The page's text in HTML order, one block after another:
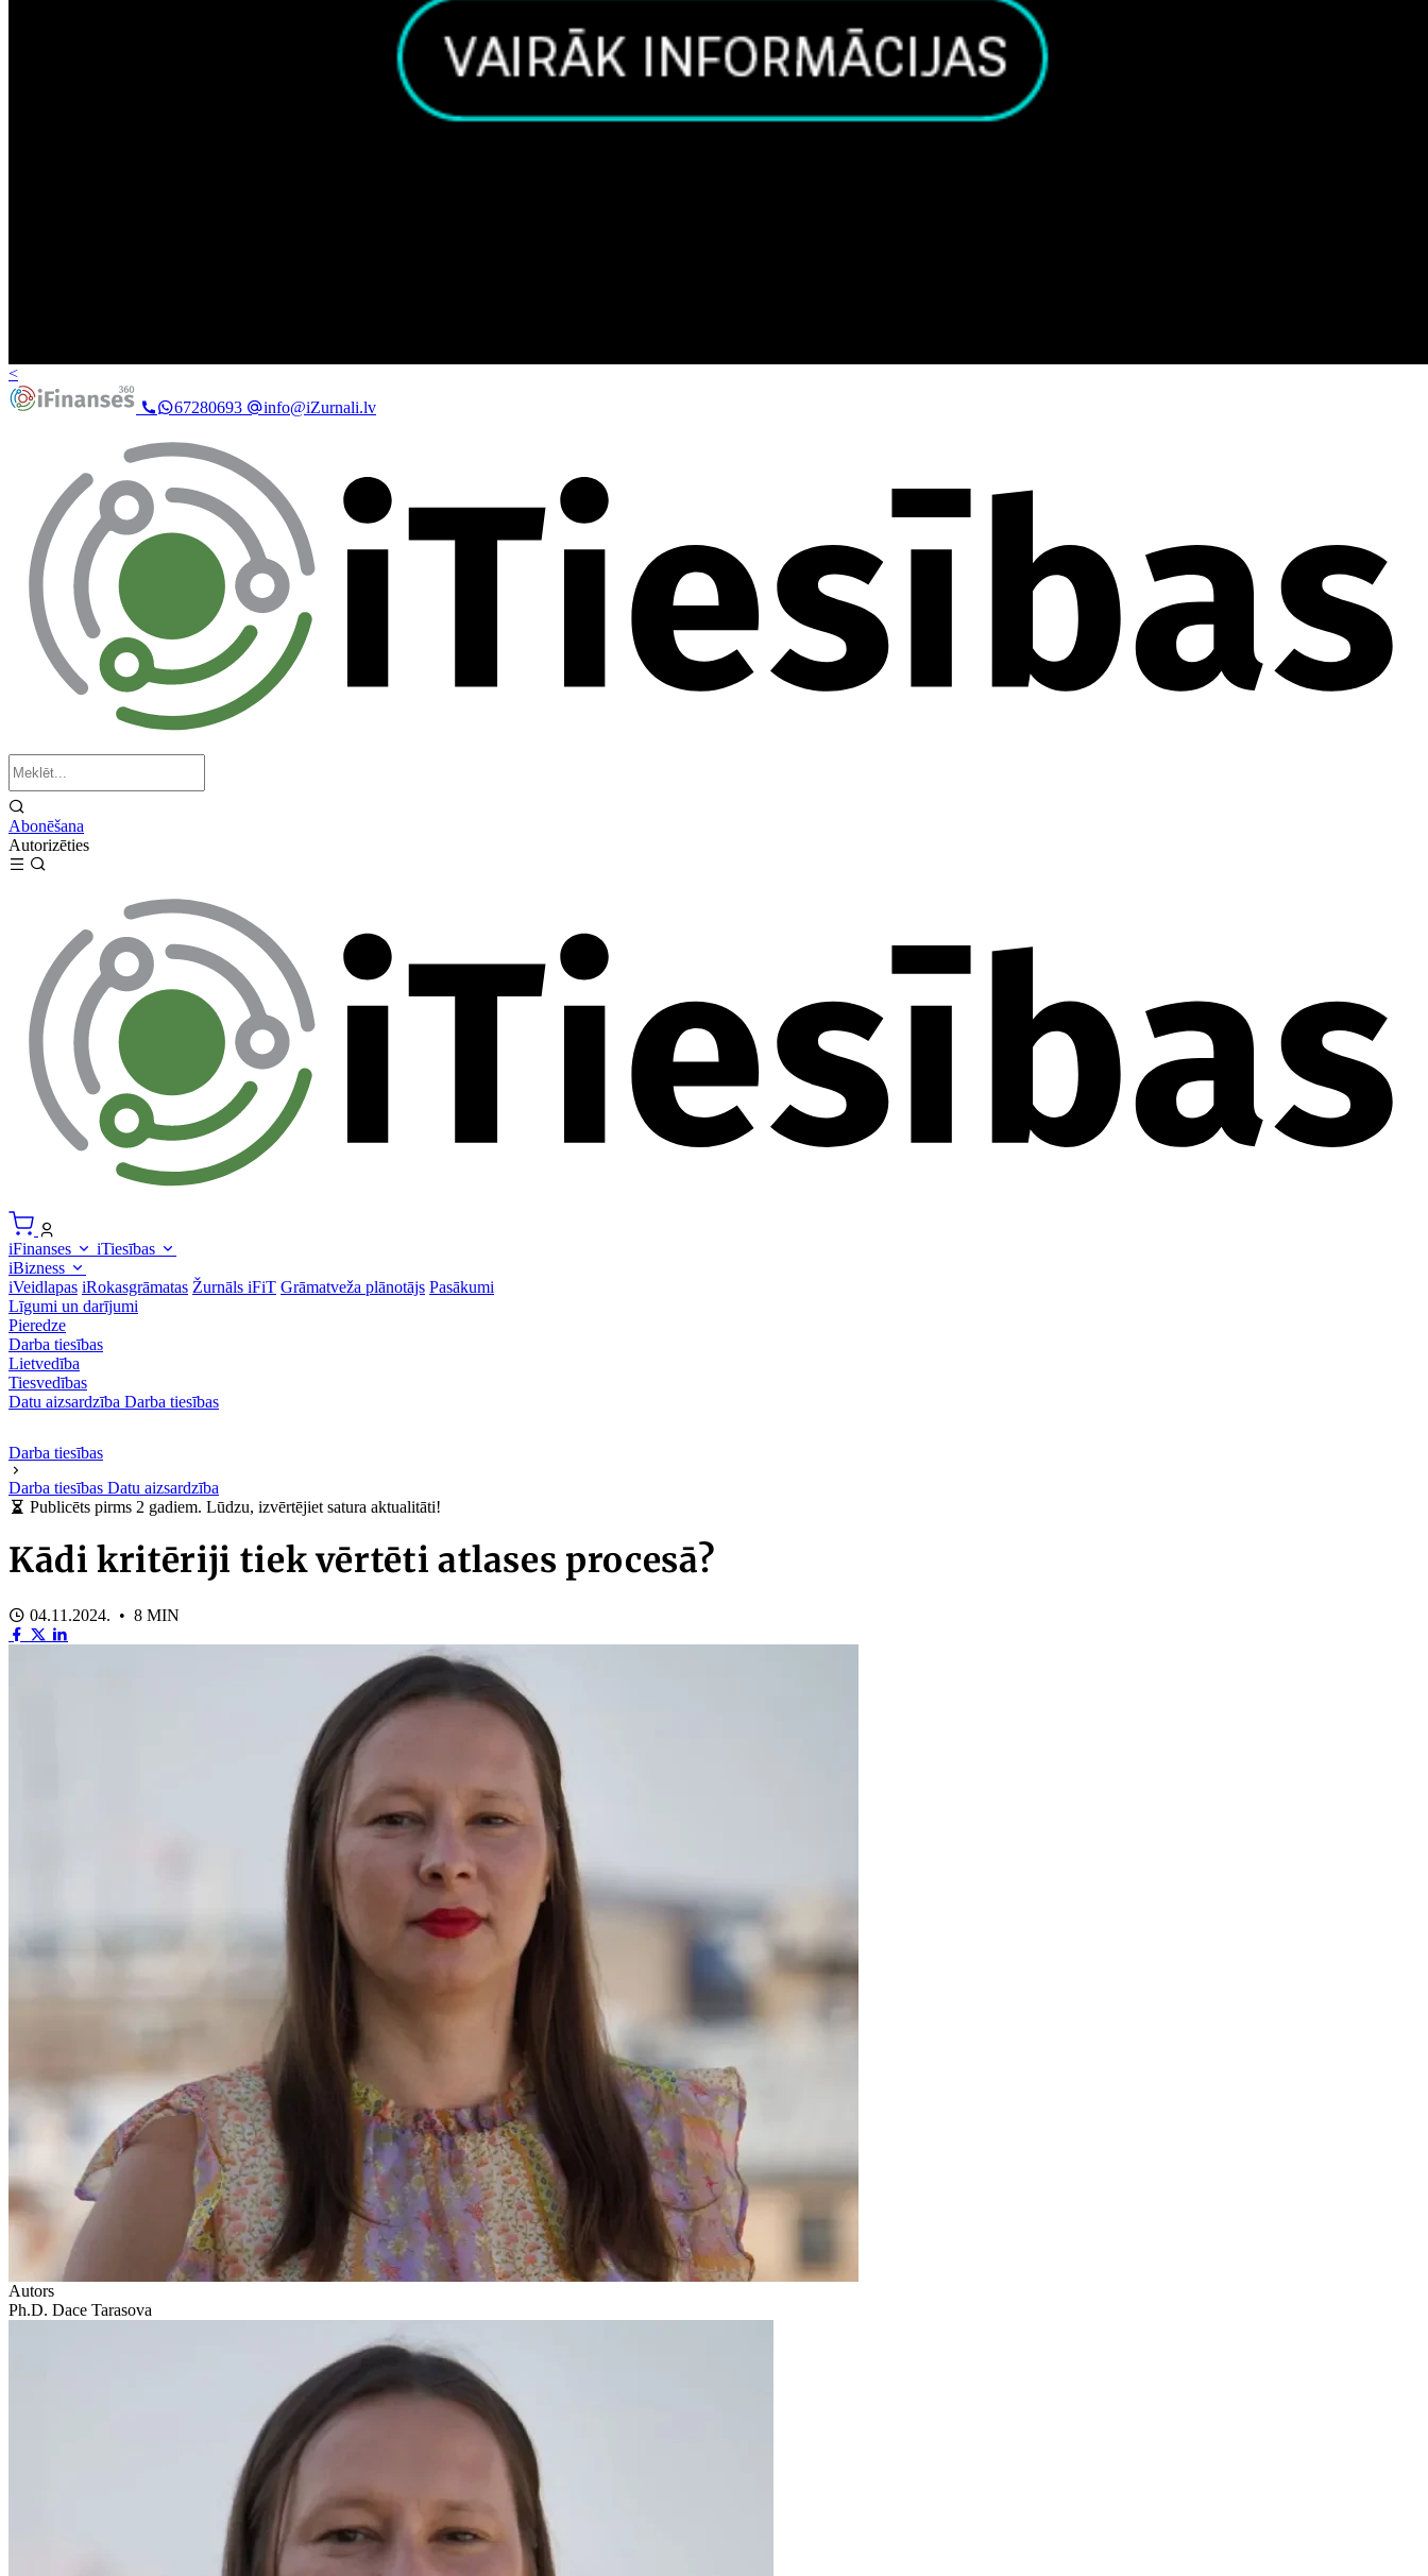
<
67280693
info@iZurnali.lv
Abonēšana
Autorizēties
iFinanses
iTiesības
iBizness
iVeidlapas iRokasgrāmatas Žurnāls iFiT Grāmatveža plānotājs Pasākumi
Līgumi un darījumi
Pieredze
Darba tiesības
Lietvedība
Tiesvedības
Datu aizsardzība Darba tiesības
Darba tiesības
Darba tiesības Datu aizsardzība
Publicēts pirms 2 gadiem. Lūdzu, izvērtējiet satura aktualitāti!
Kādi kritēriji tiek vērtēti atlases procesā?
04.11.2024. • 8 MIN
Autors
Ph.D. Dace Tarasova